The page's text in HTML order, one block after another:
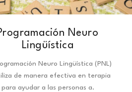
Neuro
Lingüística​
Neuro Lingüística (PNL)
de manera efectiva en terapia
para ayudar a las personas a.